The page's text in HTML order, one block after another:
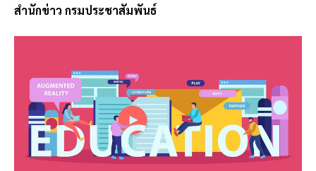
สำนักข่าว กรมประชาสัมพันธ์